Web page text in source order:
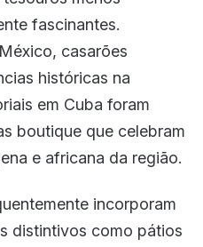
fascinantes.
casarões
históricas na
em Cuba foram
boutique que celebram
e africana da região.
incorporam
distintivos como pátios